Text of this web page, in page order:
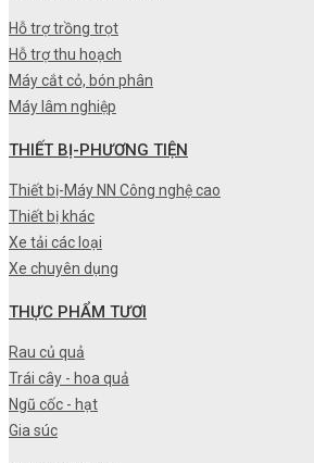
Hỗ trợ trồng trọt
Hỗ trợ thu hoạch
Máy cắt cỏ, bón phân
Máy lâm nghiệp
THIẾT BỊ-PHƯƠNG TIỆN
Thiết bị-Máy NN Công nghệ cao
Thiết bị khác
Xe tải các loại
Xe chuyên dụng
THỰC PHẨM TƯƠI
Rau củ quả
Trái cây - hoa quả
Ngũ cốc - hạt
Gia súc